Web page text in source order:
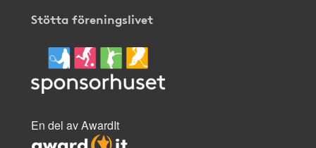
Stötta föreningslivet
En del av AwardIt